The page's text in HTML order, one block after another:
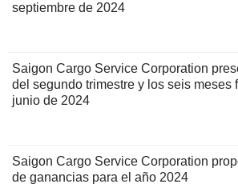
septiembre de 2024
Saigon Cargo Service Corporation
del segundo trimestre y los seis meses
junio de 2024
Saigon Cargo Service Corporation
de ganancias para el año 2024